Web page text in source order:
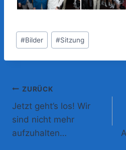
Schlagworte:
#Bilder #Sitzung
ZURÜCK
Jetzt geht’s los! Wir
sind nicht mehr
aufzuhalten…